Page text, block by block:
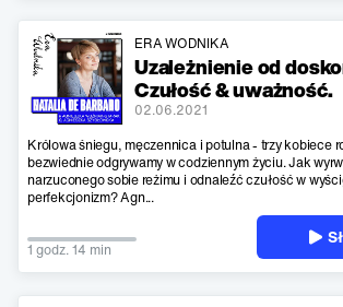
ERA WODNIKA
Uzależnienie od
Czułość & uważność.
02.06.2021
Królowa śniegu, męczennica i potulna - trzy kobiece
bezwiednie odgrywamy w codziennym życiu. Jak
narzuconego sobie reżimu i odnaleźć czułość w
perfekcjonizm? Agn...
1 godz. 14 min